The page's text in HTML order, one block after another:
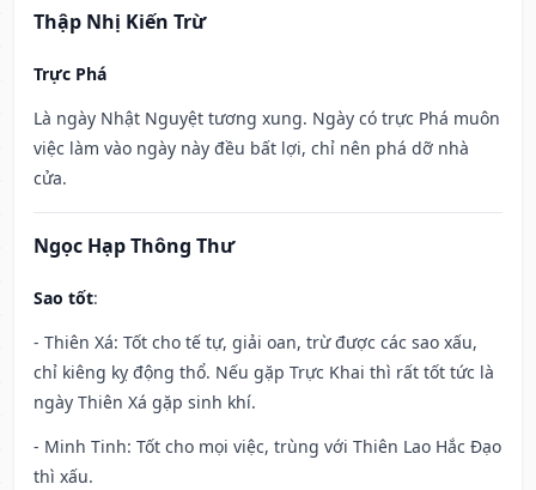
Thập Nhị Kiến Trừ
Trực Phá
Là ngày Nhật Nguyệt tương xung. Ngày có trực Phá muôn
việc làm vào ngày này đều bất lợi, chỉ nên phá dỡ nhà
cửa.
Ngọc Hạp Thông Thư
Sao tốt:
- Thiên Xá: Tốt cho tế tự, giải oan, trừ được các sao xấu,
chỉ kiêng kỵ động thổ. Nếu gặp Trực Khai thì rất tốt tức là
ngày Thiên Xá gặp sinh khí.
- Minh Tinh: Tốt cho mọi việc, trùng với Thiên Lao Hắc Đạo
thì xấu.